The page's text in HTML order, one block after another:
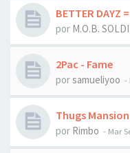
BETTER DAYZ
por M.O.B.
2Pac - Fame
porsamueliyoo -
Thugs
por Rimbo - Mar